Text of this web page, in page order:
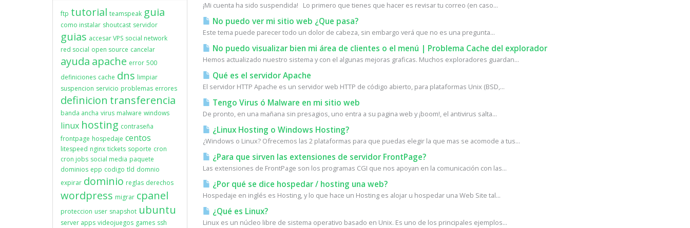
¡Mi cuenta ha sido suspendida! Lo primero que tienes que hacer es revisar tu correo (en caso...
No puedo ver mi sitio web ¿Que pasa?
Este tema puede parecer todo un dolor de cabeza, sin embargo verá que no es una pregunta...
No puedo visualizar bien mi área de clientes o el menú | Problema Cache del explorador
Hemos actualizado nuestro sistema y con el algunas mejoras graficas. Muchos exploradores guardan...
Qué es el servidor Apache
El servidor HTTP Apache es un servidor web HTTP de código abierto, para plataformas Unix (BSD,...
Tengo Virus ó Malware en mi sitio web
De pronto, en una mañana sin presagios, uno entra a su pagina web y ¡boom!, el antivirus salta...
¿Linux Hosting o Windows Hosting?
¿Windows o Linux? Ofrecemos las 2 plataformas para que puedas elegir la que mas se acomode a tus...
¿Para que sirven las extensiones de servidor FrontPage?
Las extensiones de FrontPage son los programas CGI que nos apoyan en la comunicación con las...
¿Por qué se dice hospedar / hosting una web?
Hospedaje en inglés es Hosting, y lo que hace un Hosting es alojar u hospedar una Web Site tal...
¿Qué es Linux?
Linux es un núcleo libre de sistema operativo basado en Unix. Es uno de los principales ejemplos...
ftp tutorial teamspeak guia
como instalar shoutcast servidor
guias accesar VPS social network
red social open source cancelar
ayuda apache error 500
definiciones cache dns limpiar
suspencion servicio problemas errores
definicion transferencia
banda ancha virus malware windows
linux hosting contraseña
frontpage hospedaje centos
litespeed nginx tickets soporte cron
cron jobs social media paquete
dominios epp codigo tld domnio
expirar dominio reglas derechos
wordpress migrar cpanel
proteccion user snapshot ubuntu
server apps videojuegos games ssh